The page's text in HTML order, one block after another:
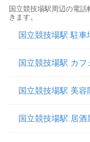
国立競技場駅周辺の電
きます。
国立競技場駅 駐
国立競技場駅 カフ
国立競技場駅 美
国立競技場駅 居